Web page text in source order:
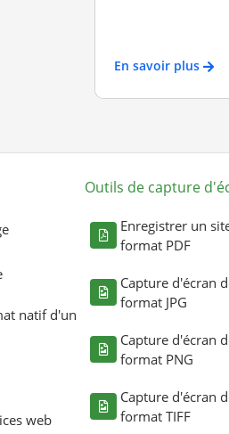
En savoir plus
natif d'un
web
Outils de capture
Enregistrer un
format PDF
Capture d'écran
format JPG
Capture d'écran
format PNG
Capture d'écran
format TIFF